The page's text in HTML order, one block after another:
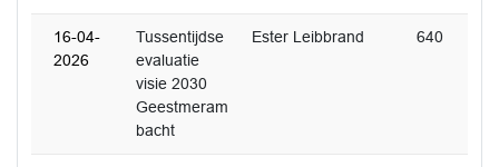
16-04-
2026
Tussentijdse
evaluatie
visie 2030
Geestmeram
bacht
Ester Leibbrand 640